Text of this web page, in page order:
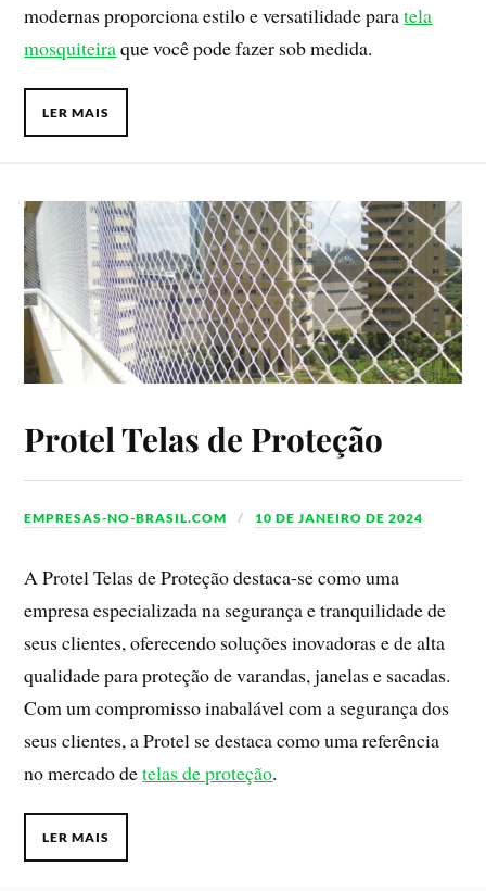
modernas proporciona estilo e versatilidade paratela
mosquiteiraque você pode fazer sob medida.
LER MAIS
Protel Telas de Proteção
EMPRESAS-NO-BRASIL.COM 10 DE JANEIRO DE 2024
A Protel Telas de Proteção destaca-se como uma
empresa especializada na segurança e tranquilidade de
seus clientes, oferecendo soluções inovadoras e de alta
qualidade para proteção de varandas, janelas e sacadas.
Com um compromisso inabalável com a segurança dos
seus clientes, a Protel se destaca como uma referência
no mercado detelas de proteção.
LER MAIS